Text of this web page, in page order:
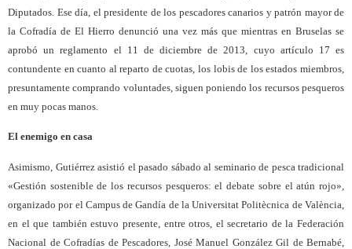
Diputados. Ese día, el presidente de los pescadores canarios y patrón mayor de
la Cofradía de El Hierro denunció una vez más que mientras en Bruselas se
aprobó un reglamento el 11 de diciembre de 2013, cuyo artículo 17 es
contundente en cuanto al reparto de cuotas, los lobis de los estados miembros,
presuntamente comprando voluntades, siguen poniendo los recursos pesqueros
en muy pocas manos.
El enemigo en casa
Asimismo, Gutiérrez asistió el pasado sábado al seminario de pesca tradicional
«Gestión sostenible de los recursos pesqueros: el debate sobre el atún rojo»,
organizado por el Campus de Gandía de la Universitat Politècnica de València,
en el que también estuvo presente, entre otros, el secretario de la Federación
Nacional de Cofradías de Pescadores, José Manuel González Gil de Bernabé,